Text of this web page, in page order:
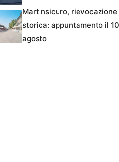
Martinsicuro, rievocazione
storica: appuntamento il 10
agosto